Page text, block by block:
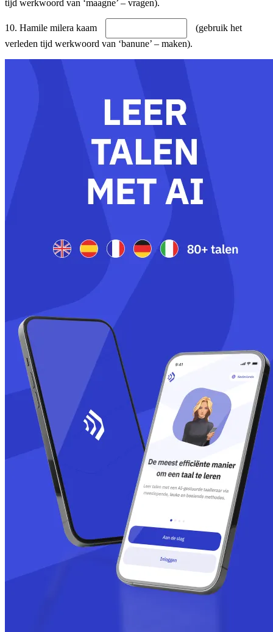
tijd werkwoord van ‘maagne’ – vragen).
10. Hamile milera kaam
(gebruik het
verleden tijd werkwoord van ‘banune’ – maken).